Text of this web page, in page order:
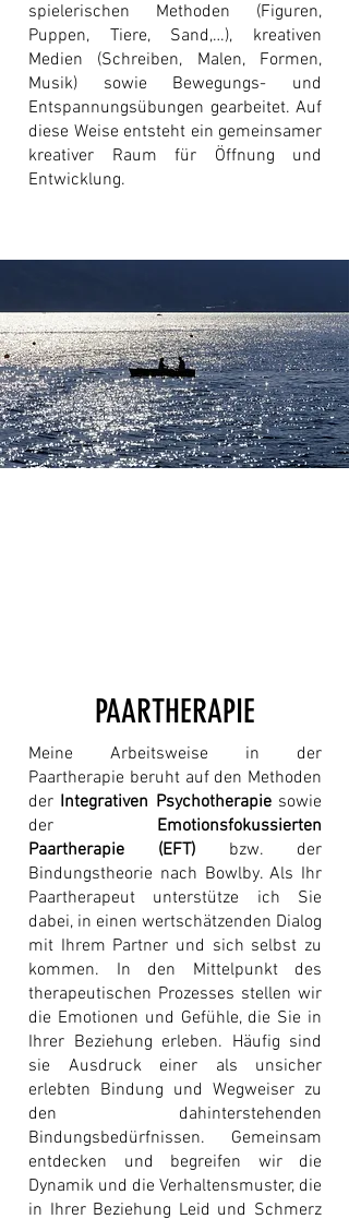
spielerischen Methoden (Figuren,
Puppen, Tiere, Sand,…), kreativen
Medien (Schreiben, Malen, Formen,
Musik) sowie Bewegungs- und
Entspannungsübungen gearbeitet. Auf
diese Weise entsteht ein gemeinsamer
kreativer Raum für Öffnung und
Entwicklung.
PAARTHERAPIE
Meine Arbeitsweise in der
Paartherapie beruht auf den Methoden
der Integrativen Psychotherapiesowie
der Emotionsfokussierten
Paartherapie (EFT) bzw. der
Bindungstheorie nach Bowlby. Als Ihr
Paartherapeut unterstütze ich Sie
dabei, in einen wertschätzenden Dialog
mit Ihrem Partner und sich selbst zu
kommen. ​ In den Mittelpunkt des
therapeutischen Prozesses stellen wir
die Emotionen und Gefühle, die Sie in
Ihrer Beziehung erleben. Häufig sind
sie Ausdruck einer als unsicher
erlebten Bindung und Wegweiser zu
den dahinterstehenden
Bindungsbedürfnissen. Gemeinsam
entdecken und begreifen wir die
Dynamik und die Verhaltensmuster, die
in Ihrer Beziehung Leid und Schmerz